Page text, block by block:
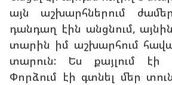
այն աշխարհներում
դանդաղ էին անցնում,
տարին իմ աշխարհում
տարուն: Ես քայլում էի
Փորձում էի գտնել մեր